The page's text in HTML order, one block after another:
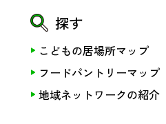
探す
こどもの居場所マップ
フードパントリーマップ
地域ネットワークの紹介